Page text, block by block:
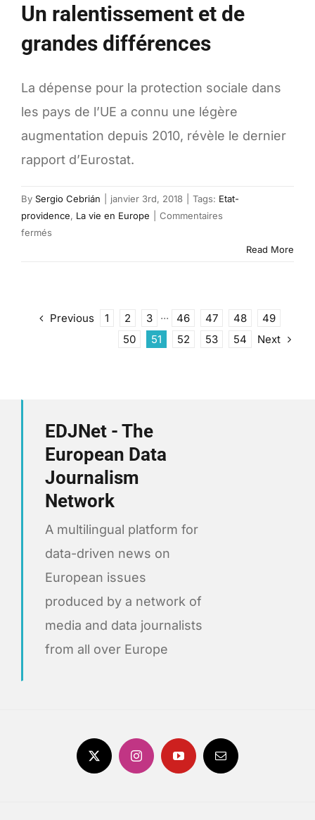
Un ralentissement et de
grandes différences
La dépense pour la protection sociale dans
les pays de l’UE a connu une légère
augmentation depuis 2010, révèle le dernier
rapport d’Eurostat.
By Sergio Cebrián janvier 3rd, 2018 Tags: Etat-
providence, La vie en Europe
Commentaires
fermés
grandes
Read More
Previous 1 2 3 ··· 46 47 48
49
50
51 52 53 54 Next
EDJNet - The
European Data
Journalism
Network
A multilingual platform for
data-driven news on
European issues
produced by a network of
media and data journalists
from all over Europe